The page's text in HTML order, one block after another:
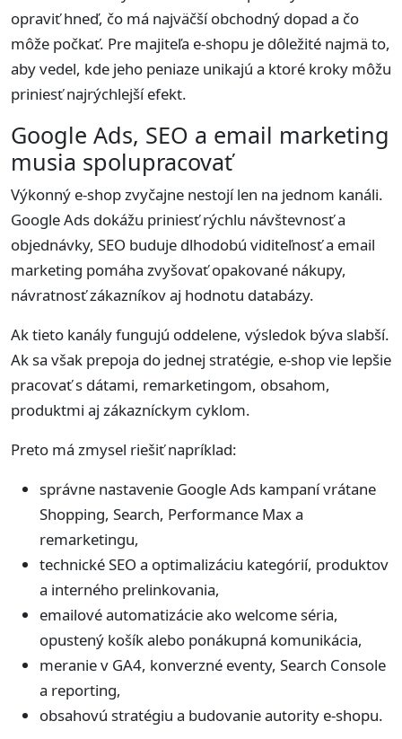
opraviť hneď, čo má najväčší obchodný dopad a čo
môže počkať. Pre majiteľa e-shopu je dôležité najmä to,
aby vedel, kde jeho peniaze unikajú a ktoré kroky môžu
priniesť najrýchlejší efekt.
Google Ads, SEO a email marketing
musia spolupracovať
Výkonný e-shop zvyčajne nestojí len na jednom kanáli.
Google Ads dokážu priniesť rýchlu návštevnosť a
objednávky, SEO buduje dlhodobú viditeľnosť a email
marketing pomáha zvyšovať opakované nákupy,
návratnosť zákazníkov aj hodnotu databázy.
Ak tieto kanály fungujú oddelene, výsledok býva slabší.
Ak sa však prepoja do jednej stratégie, e-shop vie lepšie
pracovať s dátami, remarketingom, obsahom,
produktmi aj zákazníckym cyklom.
Preto má zmysel riešiť napríklad:
správne nastavenie Google Ads kampaní vrátane
Shopping, Search, Performance Max a
remarketingu,
technické SEO a optimalizáciu kategórií, produktov
a interného prelinkovania,
emailové automatizácie ako welcome séria,
opustený košík alebo ponákupná komunikácia,
meranie v GA4, konverzné eventy, Search Console
a reporting,
obsahovú stratégiu a budovanie autority e-shopu.